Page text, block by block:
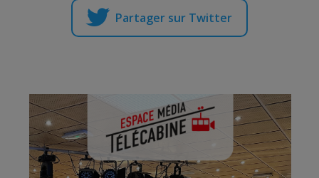
Partager sur Twitter